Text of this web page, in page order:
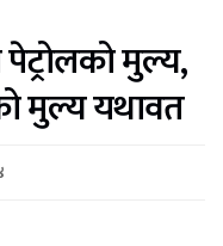
मुल्य,
मुल्य यथावत